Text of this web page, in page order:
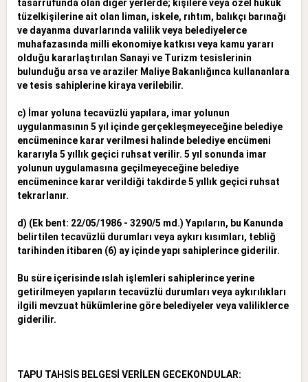
tasarrufunda olan diğer yerlerde; kişilere veya özel hukuk
tüzelkişilerine ait olan liman, iskele, rıhtım, balıkçı barınağı
ve dayanma duvarlarında valilik veya belediyelerce
muhafazasında milli ekonomiye katkısı veya kamu yararı
olduğu kararlaştırılan Sanayi ve Turizm tesislerinin
bulunduğu arsa ve araziler Maliye Bakanlığınca kullananlara
ve tesis sahiplerine kiraya verilebilir.
c) İmar yoluna tecavüzlü yapılara, imar yolunun
uygulanmasının 5 yıl içinde gerçekleşmeyeceğine belediye
encümenince karar verilmesi halinde belediye encümeni
kararıyla 5 yıllık geçici ruhsat verilir. 5 yıl sonunda imar
yolunun uygulamasına geçilmeyeceğine belediye
encümenince karar verildiği takdirde 5 yıllık geçici ruhsat
tekrarlanır.
d) (Ek bent: 22/05/1986 - 3290/5 md.) Yapıların, bu Kanunda
belirtilen tecavüzlü durumları veya aykırı kısımları, tebliğ
tarihinden itibaren (6) ay içinde yapı sahiplerince giderilir.
Bu süre içerisinde ıslah işlemleri sahiplerince yerine
getirilmeyen yapıların tecavüzlü durumları veya aykırılıkları
ilgili mevzuat hükümlerine göre belediyeler veya valiliklerce
giderilir.
TAPU TAHSİS BELGESİ VERİLEN GECEKONDULAR: